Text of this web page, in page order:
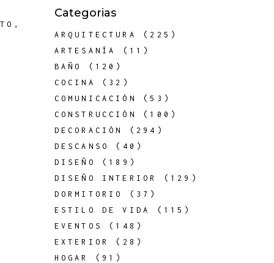
,
Categorias
ARQUITECTURA
(225)
ARTESANÍA
(11)
BAÑO
(120)
COCINA
(32)
COMUNICACIÓN
(53)
CONSTRUCCIÓN
(100)
DECORACIÓN
(294)
DESCANSO
(40)
DISEÑO
(189)
DISEÑO INTERIOR
(129)
DORMITORIO
(37)
ESTILO DE VIDA
(115)
EVENTOS
(148)
EXTERIOR
(28)
HOGAR
(91)